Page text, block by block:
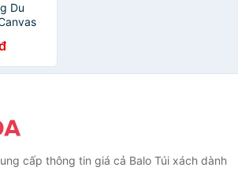
Du
Ngoại,
(14-
cấp thông tin giá cả Balo Túi xách dành